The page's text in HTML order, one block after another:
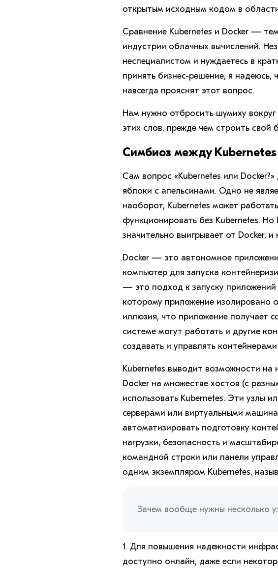
открытым исходным кодом в
Сравнение Kubernetes и Docker —
индустрии облачных вычислений.
неспециалистом и нуждаетесь в
принять бизнес-решение, я
навсегда прояснят этот вопрос.
Нам нужно отбросить шумиху
этих слов, прежде чем строить свой
Симбиоз между Kubernetes
Сам вопрос «Kubernetes или
яблоки с апельсинами. Одно не
наоборот, Kubernetes может
функционировать без Kubernetes.
значительно выигрывает от Docker, и
Docker — это автономное
компьютер для запуска
— это подход к запуску
которому приложение изолировано
иллюзия, что приложение получает
системе могут работать и другие
создавать и управлять
Kubernetes выводит возможности на
Docker на множестве хостов (с
использовать Kubernetes. Эти узлы
серверами или виртуальными
автоматизировать подготовку
нагрузки, безопасность и
командной строки или панели
одним экземпляром Kubernetes,
Зачем вообще нужны несколько
1. Для повышения надежности
доступно онлайн, даже если